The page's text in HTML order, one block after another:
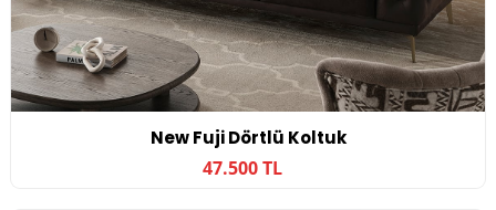
New Fuji Dörtlü Koltuk
47.500 TL